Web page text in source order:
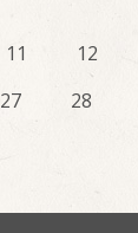
11 12
27 28